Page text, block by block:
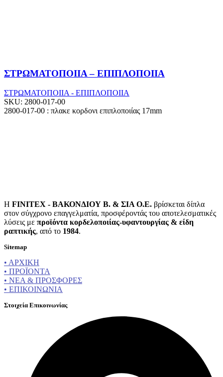
ΣΤΡΩΜΑΤΟΠΟΙΙΑ – ΕΠΙΠΛΟΠΟΙΙΑ
ΣΤΡΩΜΑΤΟΠΟΙΙΑ - ΕΠΙΠΛΟΠΟΙΙΑ
SKU: 2800-017-00
2800-017-00 : πλακε κορδονι επιπλοποιίας 17mm
Η FINITEX - ΒΑΚΟΝΔΙΟΥ Β. & ΣΙΑ Ο.Ε. βρίσκεται δίπλα
στον σύγχρονο επαγγελματία, προσφέροντάς του αποτελεσματικές
λύσεις με προϊόντα κορδελοποιίας-υφαντουργίας & είδη
ραπτικής, από το 1984.
Sitemap
• ΑΡΧΙΚΗ
• ΠΡΟΪΟΝΤΑ
• ΝΕΑ & ΠΡΟΣΦΟΡΕΣ
• ΕΠΙΚΟΙΝΩΝΙΑ
Στοιχεία Επικοινωνίας